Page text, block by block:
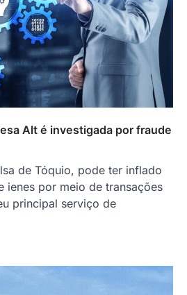
Alt é investigada por fraude
de Tóquio, pode ter inflado
ienes por meio de transações
principal serviço de